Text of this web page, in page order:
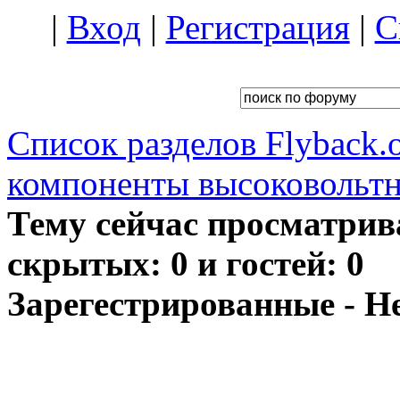
| Вход | Регистрация|
Список разделов
компоненты
Тему сейчас
скрытых: 0 и гостей: 0
Зарегестрированные -